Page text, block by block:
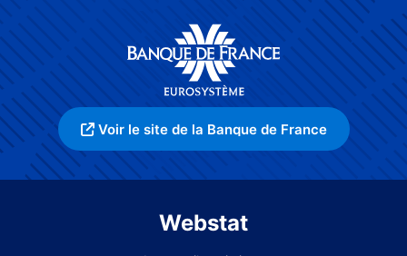
Voir le site de la Banque de France
Webstat